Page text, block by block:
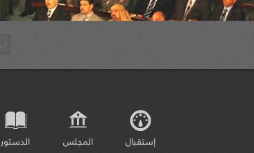
إستقبال المجلس الدستور